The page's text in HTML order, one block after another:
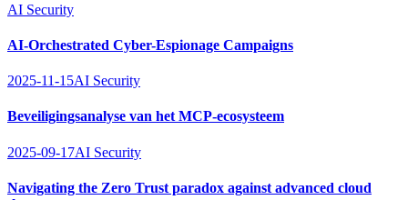
AI Security
AI-Orchestrated Cyber-Espionage Campaigns
2025-11-15AI Security
Beveiligingsanalyse van het MCP-ecosysteem
2025-09-17AI Security
Navigating the Zero Trust paradox against advanced cloud